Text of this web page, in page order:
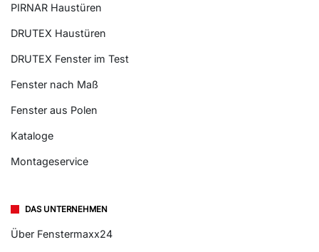
PIRNAR Haustüren
DRUTEX Haustüren
DRUTEX Fenster im Test
Fenster nach Maß
Fenster aus Polen
Kataloge
Montageservice
DAS UNTERNEHMEN
Über Fenstermaxx24